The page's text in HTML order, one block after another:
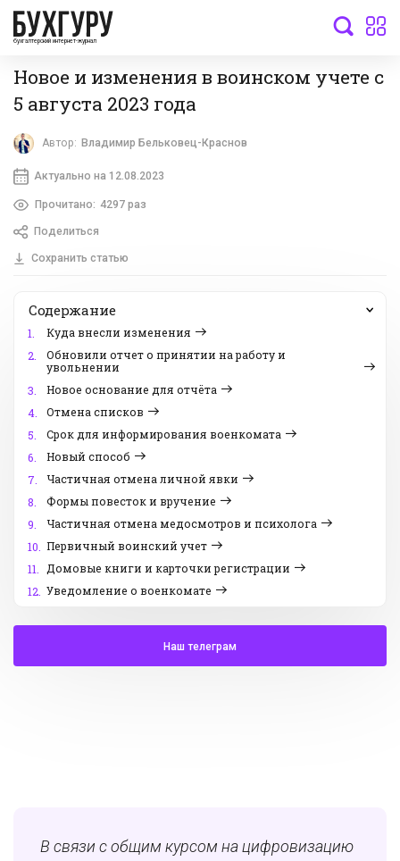
бухгалтерский интернет-журнал
Новое и изменения в воинском учете с
5 августа 2023 года
Автор: Владимир Бельковец-Краснов
Актуально на 12.08.2023
Прочитано: 4297 раз
Поделиться
Сохранить статью
Содержание
1.
Куда внесли изменения
2.
Обновили отчет о принятии на работу и
увольнении
3.
Новое основание для отчёта
4.
Отмена списков
5.
Срок для информирования военкомата
6.
Новый способ
7.
Частичная отмена личной явки
8.
Формы повесток и вручение
9.
Частичная отмена медосмотров и психолога
10. Первичный воинский учет
11. Домовые книги и карточки регистрации
12. Уведомление о военкомате
Наш телеграм
В связи с общим курсом на цифровизацию